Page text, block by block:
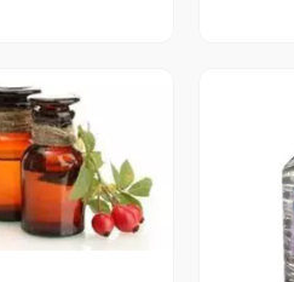
Vista Previa